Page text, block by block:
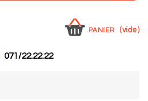
PANIER (vide)
071/22.22.22